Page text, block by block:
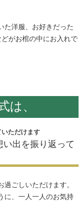
た洋服、お好きだった
がお棺の中にお入れで
ただけます
、
出を振り返って
ごしいただけます。
に、一人一人のお気持